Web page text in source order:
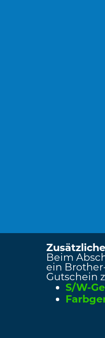
Beim
ein
Gutschein
S/W-